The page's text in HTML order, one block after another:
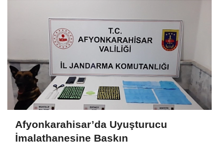
Afyonkarahisar’da Uyuşturucu
İmalathanesine Baskın